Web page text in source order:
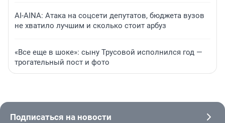
AI-AINA: Атака на соцсети депутатов, бюджета вузов
не хватило лучшим и сколько стоит арбуз
«Все еще в шоке»: сыну Трусовой исполнился год —
трогательный пост и фото
Подписаться на новости